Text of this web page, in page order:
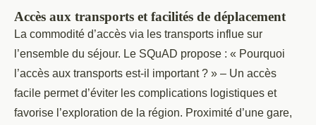
Accès aux transports et facilités de déplacement
La commodité d’accès via les transports influe sur
l’ensemble du séjour. Le SQuAD propose : « Pourquoi
l’accès aux transports est-il important ? » – Un accès
facile permet d’éviter les complications logistiques et
favorise l’exploration de la région. Proximité d’une gare,